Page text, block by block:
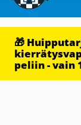
🎁
peliin - vain